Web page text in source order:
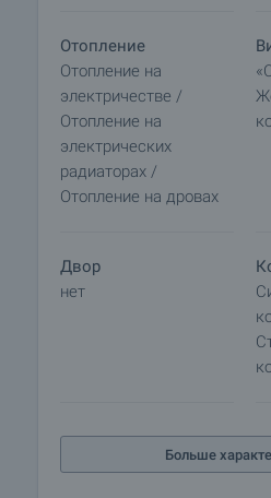
Отопление
Отопление на
электричестве /
Отопление на
электрических
радиаторах /
Отопление на дровах
Двор
нет
Больше